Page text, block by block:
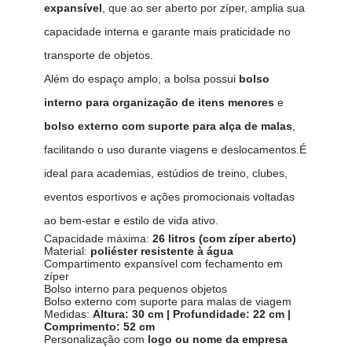
expansível , que ao ser aberto por zíper, amplia sua
capacidade interna e garante mais praticidade no
transporte de objetos.
Além do espaço amplo, a bolsa possui bolso
interno para organização de itens menorese
bolso externo com suporte para alça de malas,
facilitando o uso durante viagens e deslocamentos.É
ideal para academias, estúdios de treino, clubes,
eventos esportivos e ações promocionais voltadas
ao bem-estar e estilo de vida ativo.
Capacidade máxima: 26 litros (com zíper aberto)
Material: poliéster resistente à água
Compartimento expansível com fechamento em
zíper
Bolso interno para pequenos objetos
Bolso externo com suporte para malas de viagem
Medidas: Altura: 30 cm | Profundidade: 22 cm |
Comprimento: 52 cm
Personalização com logo ou nome da empresa